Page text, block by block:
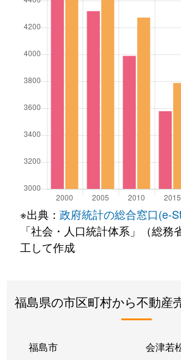
※出典： 政府統計の総合窓口(e-
「社会・人口統計体系」（総務
工して作成
福島県の市区町村から不動産
福島市 会津若